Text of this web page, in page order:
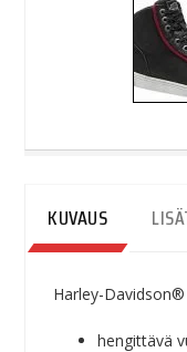
KUVAUS
Harley-
hengittävä